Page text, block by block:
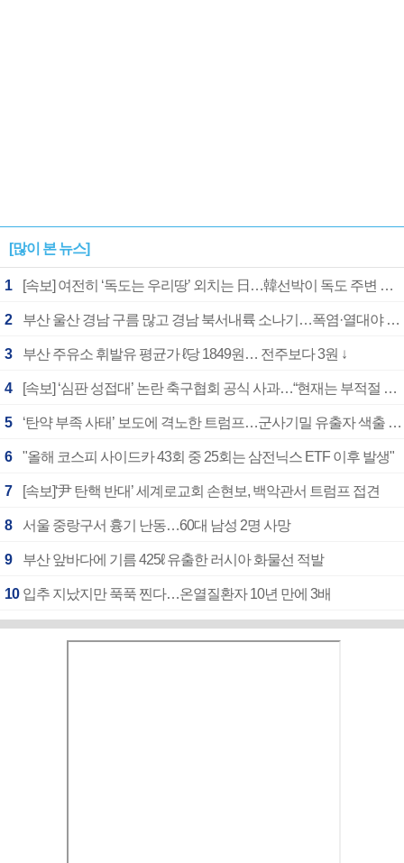
[많이 본 뉴스]
1 [속보] 여전히 ‘독도는 우리땅’ 외치는 日…韓선박이 독도 주변 해양조사 활동하자 반발
2 부산 울산 경남 구름 많고 경남 북서내륙 소나기…폭염·열대야 계속
3 부산 주유소 휘발유 평균가 ℓ당 1849원… 전주보다 3원 ↓
4 [속보] ‘심판 성접대’ 논란 축구협회 공식 사과…“현재는 부적절 행위 없어”
5 ‘탄약 부족 사태’ 보도에 격노한 트럼프…군사기밀 유출자 색출 지시
6 "올해 코스피 사이드카 43회 중 25회는 삼전닉스 ETF 이후 발생"
7 [속보]‘尹 탄핵 반대’ 세계로교회 손현보, 백악관서 트럼프 접견
8 서울 중랑구서 흉기 난동…60대 남성 2명 사망
9 부산 앞바다에 기름 425ℓ 유출한 러시아 화물선 적발
10 입추 지났지만 푹푹 찐다…온열질환자 10년 만에 3배